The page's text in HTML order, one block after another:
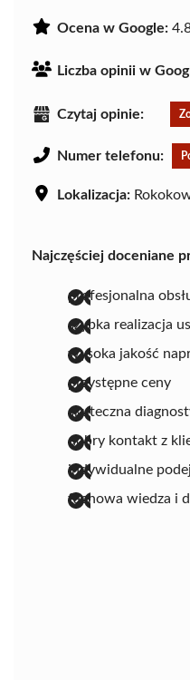
Ocena w Google:
Liczba opinii w
Czytaj opinie:
Numer telefonu:
Lokalizacja:
Najczęściej doceniane
profesjonalna
szybka realizacja
wysoka jakość
przystępne ceny
skuteczna
dobry kontakt z
indywidualne
fachowa wiedza i